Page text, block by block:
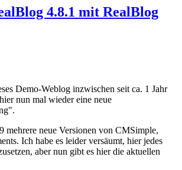
4.8.1 mit RealBlog
Demo-Weblog inzwischen seit ca. 1 Jahr
nun mal wieder eine neue
mehrere neue Versionen von CMSimple,
Ich habe es leider versäumt, hier jedes
aber nun gibt es hier die aktuellen